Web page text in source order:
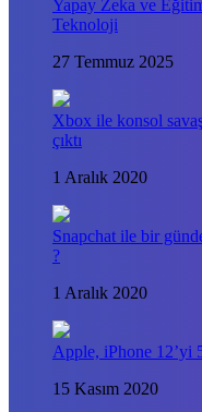
Yapay Zeka ve
Teknoloji
27 Temmuz 2025
Xbox ile konsol
çıktı
1 Aralık 2020
Snapchat ile bir
?
1 Aralık 2020
Apple, iPhone 12’yi
15 Kasım 2020